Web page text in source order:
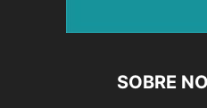
SOBRE